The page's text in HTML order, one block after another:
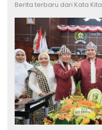
Berita terbaru dari Kata Kita